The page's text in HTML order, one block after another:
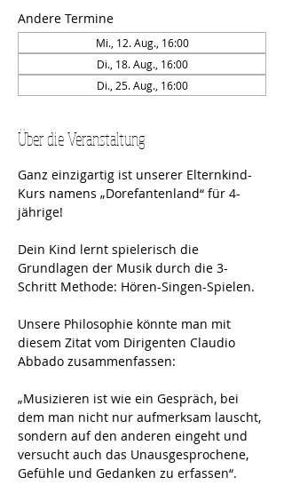
Andere Termine
Mi., 12. Aug., 16:00
Di., 18. Aug., 16:00
Di., 25. Aug., 16:00
Über die Veranstaltung
Ganz einzigartig ist unserer Elternkind-
Kurs namens „Dorefantenland“ für 4-
jährige!
Dein Kind lernt spielerisch die
Grundlagen der Musik durch die 3-
Schritt Methode: Hören-Singen-Spielen.
Unsere Philosophie könnte man mit
diesem Zitat vom Dirigenten Claudio
Abbado zusammenfassen:
„Musizieren ist wie ein Gespräch, bei
dem man nicht nur aufmerksam lauscht,
sondern auf den anderen eingeht und
versucht auch das Unausgesprochene,
Gefühle und Gedanken zu erfassen“.